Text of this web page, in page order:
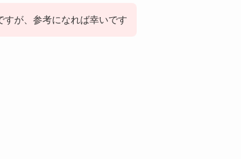
すが、参考になれば幸いです